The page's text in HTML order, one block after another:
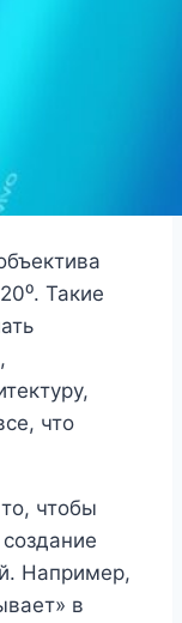
Такие
что
чтобы
Например,
в